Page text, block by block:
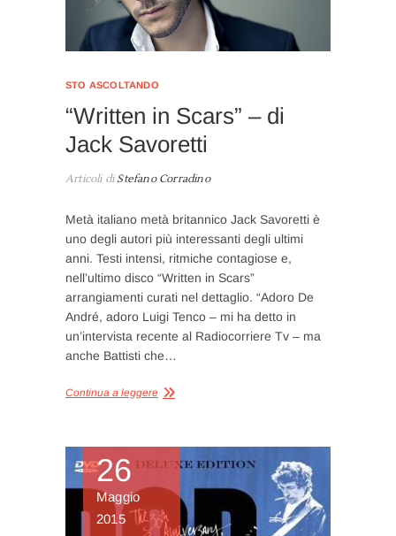
STO ASCOLTANDO
“Written in Scars” – di
Jack Savoretti
Articoli diStefano Corradino
Metà italiano metà britannico Jack Savoretti è
uno degli autori più interessanti degli ultimi
anni. Testi intensi, ritmiche contagiose e,
nell’ultimo disco “Written in Scars”
arrangiamenti curati nel dettaglio. “Adoro De
André, adoro Luigi Tenco – mi ha detto in
un’intervista recente al Radiocorriere Tv – ma
anche Battisti che…
Continua a leggere
26
Maggio
2015